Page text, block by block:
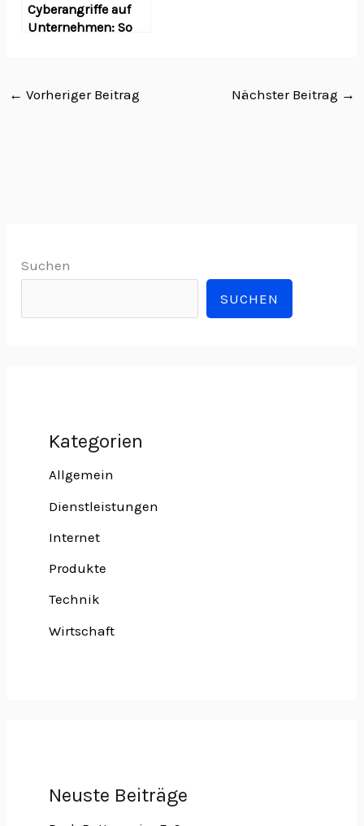
Cyberangriffe auf
Unternehmen: So
← Vorheriger Beitrag Nächster Beitrag →
Suchen
SUCHEN
Kategorien
Allgemein
Dienstleistungen
Internet
Produkte
Technik
Wirtschaft
Neuste Beiträge